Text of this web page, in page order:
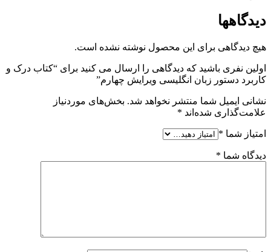
دیدگاهها
هیچ دیدگاهی برای این محصول نوشته نشده است.
اولین نفری باشید که دیدگاهی را ارسال می کنید برای “کتاب درک و
کاربرد دستور زبان انگلیسی ویرایش چهارم”
نشانی ایمیل شما منتشر نخواهد شد. بخش‌های موردنیاز
علامت‌گذاری شده‌اند *
امتیاز شما *
دیدگاه شما *